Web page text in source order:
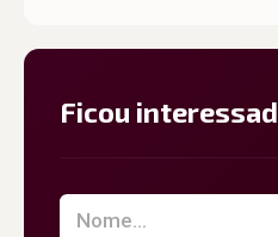
Ficou